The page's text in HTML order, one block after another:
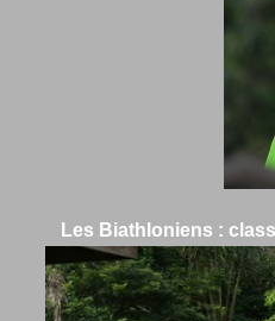
Les Biathloniens :